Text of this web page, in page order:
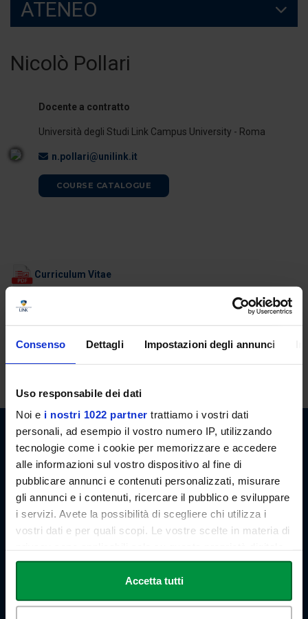
Consenso Dettagli Impostazioni degli annunci
Uso responsabile dei dati
Noi e i nostri 1022 partner trattiamo i vostri dati
personali, ad esempio il vostro numero IP, utilizzando
tecnologie come i cookie per memorizzare e accedere
alle informazioni sul vostro dispositivo al fine di
pubblicare annunci e contenuti personalizzati, misurare
gli annunci e i contenuti, ricercare il pubblico e sviluppare
i servizi. Avete la possibilità di scegliere chi utilizza i
vostri dati e per quali scopi. Le vostre scelte in materia di
in cui avete effettuato le vostre scelte. È possibile
modificare o revocare il proprio consenso in qualsiasi
momento dalla Dichiarazione sui cookie o facendo clic
Accetta tutti
ATENEO
Nicolò Pollari
Docente a contratto
Università degli Studi Link Campus University - Roma
n.pollari@unilink.it
COURSE CATALOGUE
Curriculum Vitae
lezioni. E' possibile, in ogni caso, concordare appuntamenti previo
invio di email.
Link Campus University
Via del Casale di San Pio V, 44
00165 Roma - Italia
Email Orientamento:orientamento@unilink.it